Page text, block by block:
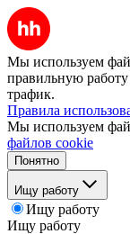
Мы используем
правильную работу
трафик.
Правила
Мы используем
файлов cookie
Понятно
Ищу работу
Ищу работу
Ищу работу